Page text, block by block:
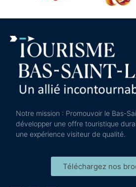
Notre mission : Promouvoir le Bas-
développer une offre touristique
une expérience visiteur de qualité.
Téléchargez nos